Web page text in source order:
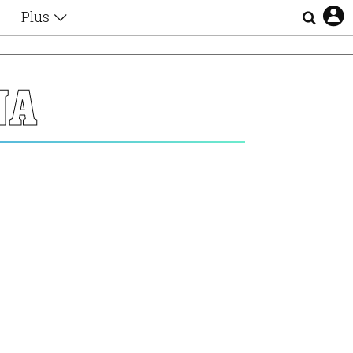
Plus
Αφιερώματα
Ζώδια